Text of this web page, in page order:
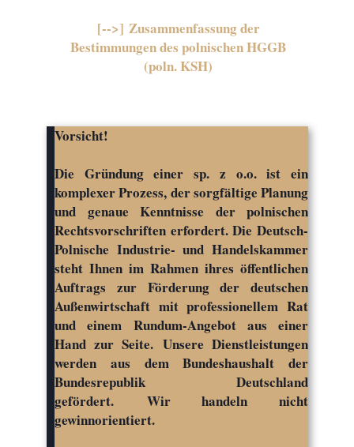
[-->] Zusammenfassung der
Bestimmungen des polnischen HGGB
(poln. KSH)
Vorsicht!
Die Gründung einer sp. z o.o. ist ein
komplexer Prozess, der sorgfältige Planung
und genaue Kenntnisse der polnischen
Rechtsvorschriften erfordert. Die Deutsch-
Polnische Industrie- und Handelskammer
steht Ihnen im Rahmen ihres öffentlichen
Auftrags zur Förderung der deutschen
Außenwirtschaft mit professionellem Rat
und einem Rundum-Angebot aus einer
Hand zur Seite. Unsere Dienstleistungen
werden aus dem Bundeshaushalt der
Bundesrepublik Deutschland
gefördert. Wir handeln nicht
gewinnorientiert.